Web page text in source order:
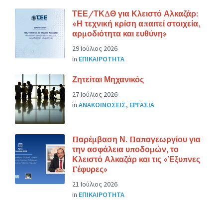
ΤΕΕ/ΤΚΔΘ για Κλειστό Αλκαζάρ:
«Η τεχνική κρίση απαιτεί στοιχεία,
αρμοδιότητα και ευθύνη»
29 Ιούλιος 2026
in ΕΠΙΚΑΙΡΟΤΗΤΑ
Ζητείται Μηχανικός
27 Ιούλιος 2026
in ΑΝΑΚΟΙΝΩΣΕΙΣ, ΕΡΓΑΣΙΑ
Παρέμβαση Ν. Παπαγεωργίου για
την ασφάλεια υποδομών, το
Κλειστό Αλκαζάρ και τις «Έξυπνες
Γέφυρες»
21 Ιούλιος 2026
in ΕΠΙΚΑΙΡΟΤΗΤΑ